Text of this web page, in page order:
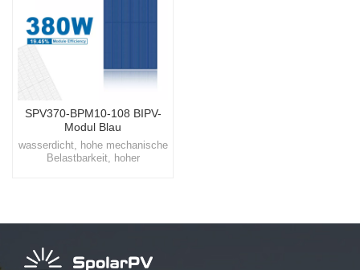
SPV370-BPM10-108 BIPV-
Modul Blau
wasserdicht, hohe mechanische
Belastbarkeit, hoher
hochwertige, innovative